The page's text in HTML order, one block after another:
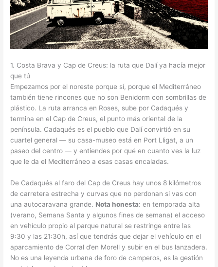
1. Costa Brava y Cap de Creus: la ruta que Dalí ya hacía mejor
que tú
Empezamos por el noreste porque sí, porque el Mediterráneo
también tiene rincones que no son Benidorm con sombrillas de
plástico. La ruta arranca en Roses, sube por Cadaqués y
termina en el Cap de Creus, el punto más oriental de la
península. Cadaqués es el pueblo que Dalí convirtió en su
cuartel general — su casa-museo está en Port Lligat, a un
paseo del centro — y entiendes por qué en cuanto ves la luz
que le da el Mediterráneo a esas casas encaladas.
De Cadaqués al faro del Cap de Creus hay unos 8 kilómetros
de carretera estrecha y curvas que no perdonan si vas con
una autocaravana grande. Nota honesta: en temporada alta
(verano, Semana Santa y algunos fines de semana) el acceso
en vehículo propio al parque natural se restringe entre las
9:30 y las 21:30h, así que tendrás que dejar el vehículo en el
aparcamiento de Corral d’en Morell y subir en el bus lanzadera.
No es una leyenda urbana de foro de camperos, es la gestión